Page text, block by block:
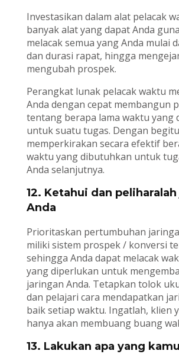
Investasikan dalam alat pelacak
banyak alat yang dapat Anda
melacak semua yang Anda mulai
dan durasi rapat, hingga
mengubah prospek.
Perangkat lunak pelacak waktu
Anda dengan cepat membangun
tentang berapa lama waktu yang
untuk suatu tugas. Dengan
memperkirakan secara efektif
waktu yang dibutuhkan untuk
Anda selanjutnya.
12. Ketahui dan
Anda
Prioritaskan pertumbuhan
miliki sistem prospek / konversi
sehingga Anda dapat melacak
yang diperlukan untuk
jaringan Anda. Tetapkan tolok
dan pelajari cara mendapatkan
baik setiap waktu. Ingatlah, klien
hanya akan membuang buang
13. Lakukan apa yang